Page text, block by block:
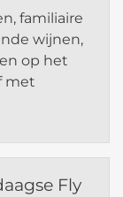
familiaire
wijnen,
op het
met
Fly